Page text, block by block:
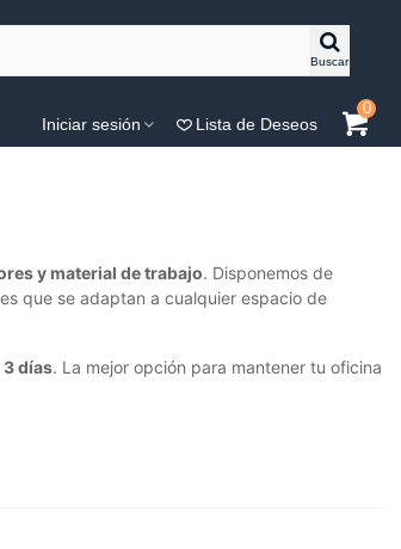
Buscar
Iniciar sesión Lista de Deseos
0
y material de trabajo. Disponemos de
que se adaptan a cualquier espacio de
días. La mejor opción para mantener tu oficina